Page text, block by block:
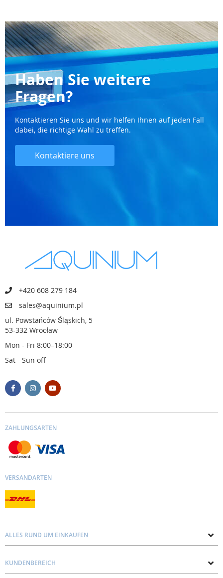
Haben Sie weitere
Fragen?
Kontaktieren Sie uns und wir helfen Ihnen auf jeden Fall
dabei, die richtige Wahl zu treffen.
Kontaktiere uns
+420 608 279 184
sales@aquinium.pl
ul. Powstańców Śląskich, 5
53-332 Wrocław
Mon - Fri 8:00–18:00
Sat - Sun off
ZAHLUNGSARTEN
VERSANDARTEN
ALLES RUND UM EINKAUFEN
Kontakt mit uns
KUNDENBEREICH